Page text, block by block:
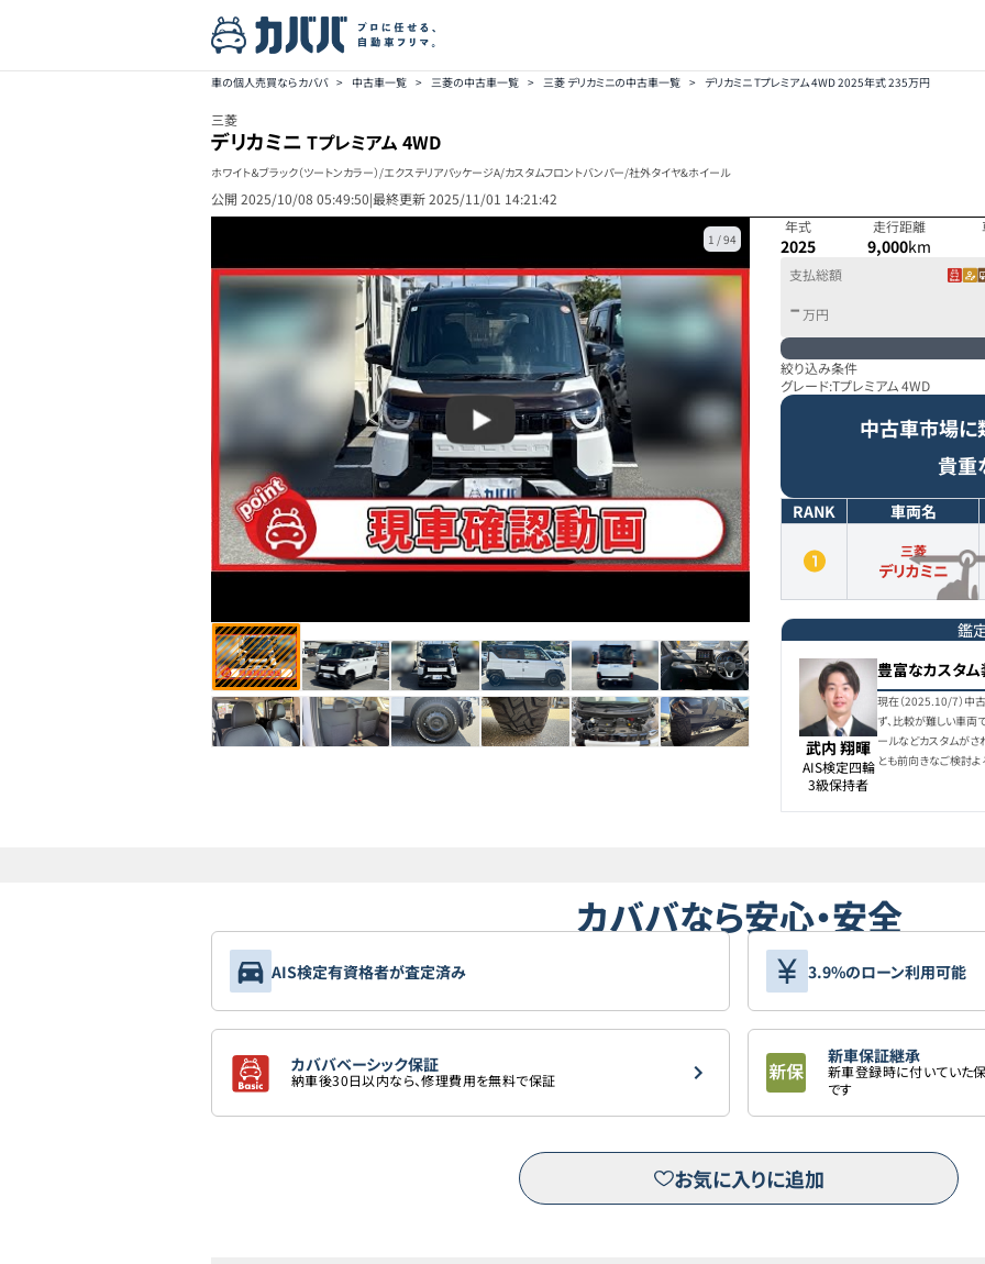
車の個人売買ならカババ > 中古車一覧 > 三菱の中古車一覧 > 三菱 デリカミニの中古車一覧 > デリカミニ Tプレミアム 4WD 2025年式 235万円
三菱
デリカミニ Tプレミアム 4WD
ホワイト＆ブラック（ツートンカラー）/エクステリアパッケージA/カスタムフロントバンパー/社外タイヤ&ホイール
公開 2025/10/08 05:49:50|最終更新2025/11/01 14:21:42
1 /94
年式
2025
走行距離
9,000km
支払総額
- 万円
絞り込み条件
グレード:Tプレミアム 4WD
中古車市場に
貴重
RANK 車両名
三菱
デリカミニ
鑑
武内 翔暉
AIS検定四輪
3級保持者
豊富なカスタム
現在（2025.10/7）中
ず、比較が難しい車両
ールなどカスタムがさ
とも前向きなご検討よ
カババなら安心・安全
AIS検定有資格者が査定済み 3.9%のローン利用可能
カババベーシック保証
納車後30日以内なら、修理費用を無料で保証
新車保証継承
新車登録時に付いていた
です
お気に入りに追加